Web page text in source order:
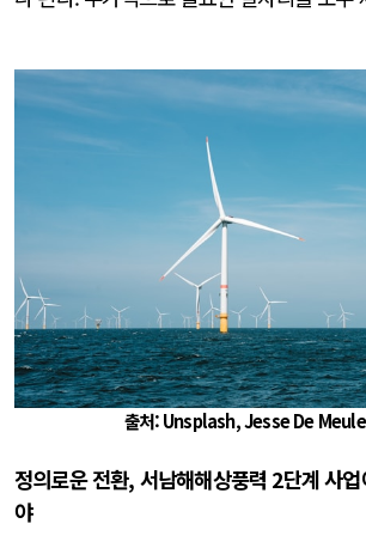
출처: Unsplash,Jesse De
정의로운전환, 서남해해상풍력 2단계사업
야